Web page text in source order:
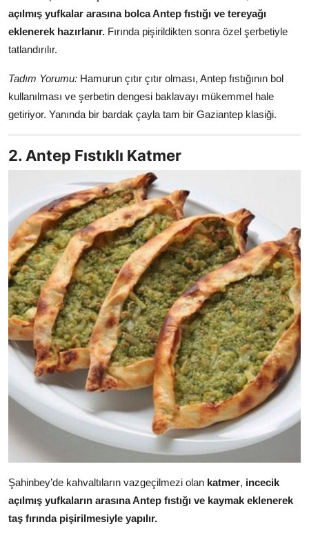
Anne & Bebek Beslenmesi
Mutfak Sırları & Teknikler
Gıda Sözlüğü & Nedir?
Yemek Tarifleri & Menüler
açılmış yufkalar arasına bolca Antep fıstığı ve tereyağı
eklenerek hazırlanır. Fırında pişirildikten sonra özel şerbetiyle
tatlandırılır.
Tadım Yorumu: Hamurun çıtır çıtır olması, Antep fıstığının bol
kullanılması ve şerbetin dengesi baklavayı mükemmel hale
getiriyor. Yanında bir bardak çayla tam bir Gaziantep klasiği.
2. Antep Fıstıklı Katmer
Şahinbey’de kahvaltıların vazgeçilmezi olan katmer, incecik
açılmış yufkaların arasına Antep fıstığı ve kaymak eklenerek
taş fırında pişirilmesiyle yapılır.